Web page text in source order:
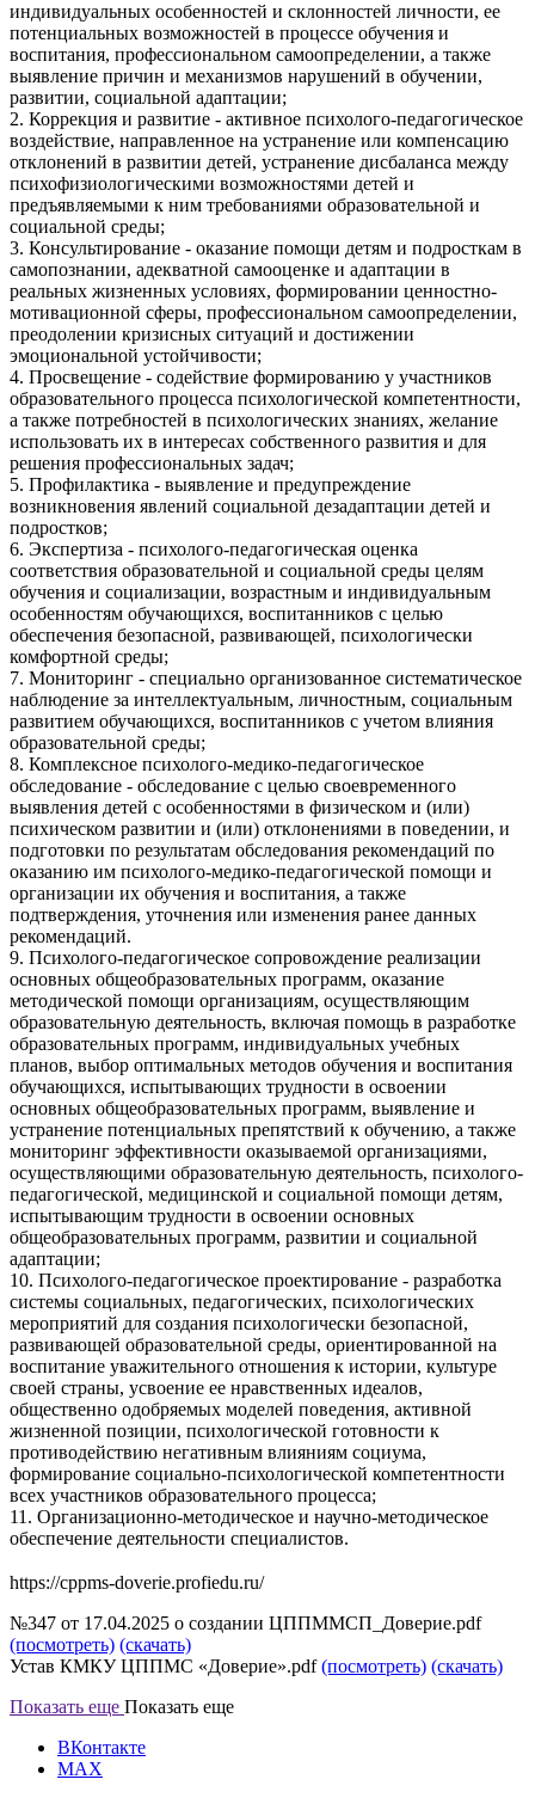
индивидуальных особенностей и склонностей личности, ее
потенциальных возможностей в процессе обучения и
воспитания, профессиональном самоопределении, а также
выявление причин и механизмов нарушений в обучении,
развитии, социальной адаптации;
2. Коррекция и развитие - активное психолого-педагогическое
воздействие, направленное на устранение или компенсацию
отклонений в развитии детей, устранение дисбаланса между
психофизиологическими возможностями детей и
предъявляемыми к ним требованиями образовательной и
социальной среды;
3. Консультирование - оказание помощи детям и подросткам в
самопознании, адекватной самооценке и адаптации в
реальных жизненных условиях, формировании ценностно-
мотивационной сферы, профессиональном самоопределении,
преодолении кризисных ситуаций и достижении
эмоциональной устойчивости;
4. Просвещение - содействие формированию у участников
образовательного процесса психологической компетентности,
а также потребностей в психологических знаниях, желание
использовать их в интересах собственного развития и для
решения профессиональных задач;
5. Профилактика - выявление и предупреждение
возникновения явлений социальной дезадаптации детей и
подростков;
6. Экспертиза - психолого-педагогическая оценка
соответствия образовательной и социальной среды целям
обучения и социализации, возрастным и индивидуальным
особенностям обучающихся, воспитанников с целью
обеспечения безопасной, развивающей, психологически
комфортной среды;
7. Мониторинг - специально организованное систематическое
наблюдение за интеллектуальным, личностным, социальным
развитием обучающихся, воспитанников с учетом влияния
образовательной среды;
8. Комплексное психолого-медико-педагогическое
обследование - обследование с целью своевременного
выявления детей с особенностями в физическом и (или)
психическом развитии и (или) отклонениями в поведении, и
подготовки по результатам обследования рекомендаций по
оказанию им психолого-медико-педагогической помощи и
организации их обучения и воспитания, а также
подтверждения, уточнения или изменения ранее данных
рекомендаций.
9. Психолого-педагогическое сопровождение реализации
основных общеобразовательных программ, оказание
методической помощи организациям, осуществляющим
образовательную деятельность, включая помощь в разработке
образовательных программ, индивидуальных учебных
планов, выбор оптимальных методов обучения и воспитания
обучающихся, испытывающих трудности в освоении
основных общеобразовательных программ, выявление и
устранение потенциальных препятствий к обучению, а также
мониторинг эффективности оказываемой организациями,
осуществляющими образовательную деятельность, психолого-
педагогической, медицинской и социальной помощи детям,
испытывающим трудности в освоении основных
общеобразовательных программ, развитии и социальной
адаптации;
10. Психолого-педагогическое проектирование - разработка
системы социальных, педагогических, психологических
мероприятий для создания психологически безопасной,
развивающей образовательной среды, ориентированной на
воспитание уважительного отношения к истории, культуре
своей страны, усвоение ее нравственных идеалов,
общественно одобряемых моделей поведения, активной
жизненной позиции, психологической готовности к
противодействию негативным влияниям социума,
формирование социально-психологической компетентности
всех участников образовательного процесса;
11. Организационно-методическое и научно-методическое
обеспечение деятельности специалистов.
https://cppms-doverie.profiedu.ru/
№347 от 17.04.2025 о создании ЦППММСП_Доверие.pdf
(посмотреть) (скачать)
Устав КМКУ ЦППМС «Доверие».pdf(посмотреть) (скачать)
Показать еще Показать еще
ВКонтакте
MAX